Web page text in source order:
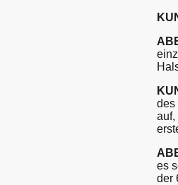
des
auf,
es
der